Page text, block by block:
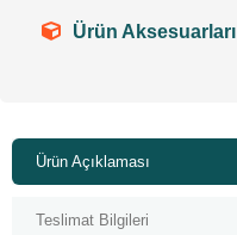
Ürün Aksesuarları
Ürün Açıklaması
Teslimat Bilgileri